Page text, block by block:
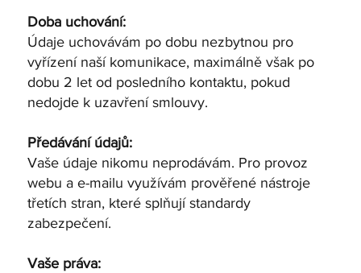
Doba uchování:
Údaje uchovávám po dobu nezbytnou pro
vyřízení naší komunikace, maximálně však po
dobu 2 let od posledního kontaktu, pokud
nedojde k uzavření smlouvy.
Předávání údajů:
Vaše údaje nikomu neprodávám. Pro provoz
webu a e-mailu využívám prověřené nástroje
třetích stran, které splňují standardy
zabezpečení.
Vaše práva: